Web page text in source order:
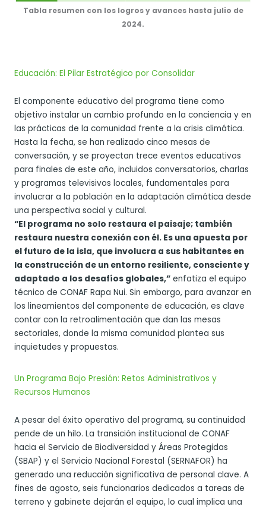
Tabla resumen con los logros y avances hasta julio de
2024.
Educación: El Pilar Estratégico por Consolidar
El componente educativo del programa tiene como
objetivo instalar un cambio profundo en la conciencia y en
las prácticas de la comunidad frente a la crisis climática.
Hasta la fecha, se han realizado cinco mesas de
conversación, y se proyectan trece eventos educativos
para finales de este año, incluidos conversatorios, charlas
y programas televisivos locales, fundamentales para
involucrar a la población en la adaptación climática desde
una perspectiva social y cultural.
“El programa no solo restaura el paisaje; también
restaura nuestra conexión con él. Es una apuesta por
el futuro de la isla, que involucra a sus habitantes en
la construcción de un entorno resiliente, consciente y
adaptado a los desafíos globales,” enfatiza el equipo
técnico de CONAF Rapa Nui. Sin embargo, para avanzar en
los lineamientos del componente de educación, es clave
contar con la retroalimentación que dan las mesas
sectoriales, donde la misma comunidad plantea sus
inquietudes y propuestas.
Un Programa Bajo Presión: Retos Administrativos y
Recursos Humanos
A pesar del éxito operativo del programa, su continuidad
pende de un hilo. La transición institucional de CONAF
hacia el Servicio de Biodiversidad y Áreas Protegidas
(SBAP) y el Servicio Nacional Forestal (SERNAFOR) ha
generado una reducción significativa de personal clave. A
fines de agosto, seis funcionarios dedicados a tareas de
terreno y gabinete dejarán el equipo, lo cual implica una